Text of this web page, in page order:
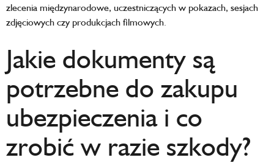
zlecenia międzynarodowe, uczestniczących w pokazach, sesjach
zdjęciowych czy produkcjach filmowych.
Jakie dokumenty są
potrzebne do zakupu
ubezpieczenia i co
zrobić w razie szkody?